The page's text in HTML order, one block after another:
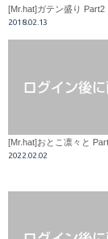
[Mr.hat]ガテン盛り Part2
2018.02.13
[Mr.hat]おとこ凛々と
2022.02.02